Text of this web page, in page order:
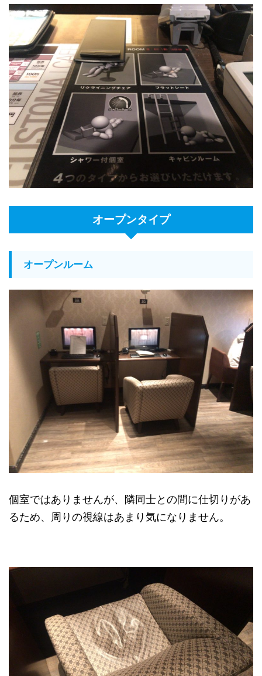
オープンタイプ
オープンルーム
個室ではありませんが、隣同士との間に仕切りがあ
るため、周りの視線はあまり気になりません。